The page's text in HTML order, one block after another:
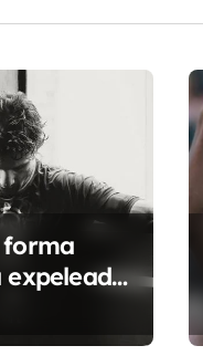
forma
investigan